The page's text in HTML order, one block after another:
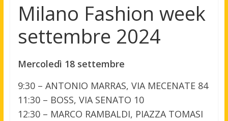
Milano Fashion week
settembre 2024
Mercoledì 18 settembre
9:30 – ANTONIO MARRAS, VIA MECENATE 84
11:30 – BOSS, VIA SENATO 10
12:30 – MARCO RAMBALDI, PIAZZA TOMASI